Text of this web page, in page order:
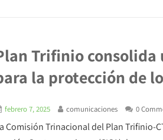
Trifinio consolida
la protección de
febrero 7, 2025 comunicaciones 0
Comisión Trinacional del Plan Trifinio-